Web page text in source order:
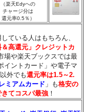
（楽天Edyへの
チャージ分は
還元率0.5％）
ている人はもちろん、
高還元」クレジットカ
場や楽天ブックスでは最
ントカード」や電子マ
外でも還元率は1.5～2.
ミアムカード 」も格安の
てコスパ最強 ！